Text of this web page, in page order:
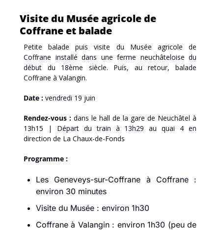
Visite du Musée agricole de
Coffrane et balade
Petite balade puis visite du Musée agricole de
Coffrane installé dans une ferme neuchâteloise du
début du 18ème siècle. Puis, au retour, balade
Coffrane à Valangin.
Date : vendredi 19 juin
Rendez-vous : dans le hall de la gare de Neuchâtel à
13h15 | Départ du train à 13h29 au quai 4 en
direction de La Chaux-de-Fonds
Programme :
Les Geneveys-sur-Coffrane à Coffrane :
environ 30 minutes
Visite du Musée : environ 1h30
Coffrane à Valangin : environ 1h30 (peu de